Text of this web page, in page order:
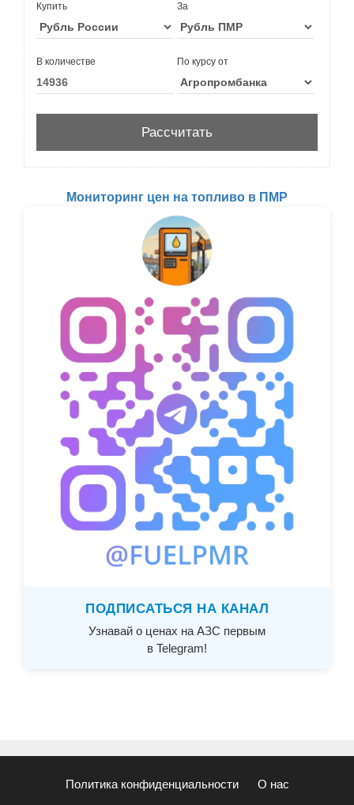
Купить За
В количестве По курсу от
Мониторинг цен на топливо в ПМР
ПОДПИСАТЬСЯ НА КАНАЛ
Узнавай о ценах на АЗС первым
в Telegram!
Политика конфиденциальности О нас